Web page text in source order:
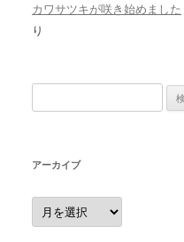
カワサツキが咲き始めました
り
索:
アーカイブ
ア
ー
カ